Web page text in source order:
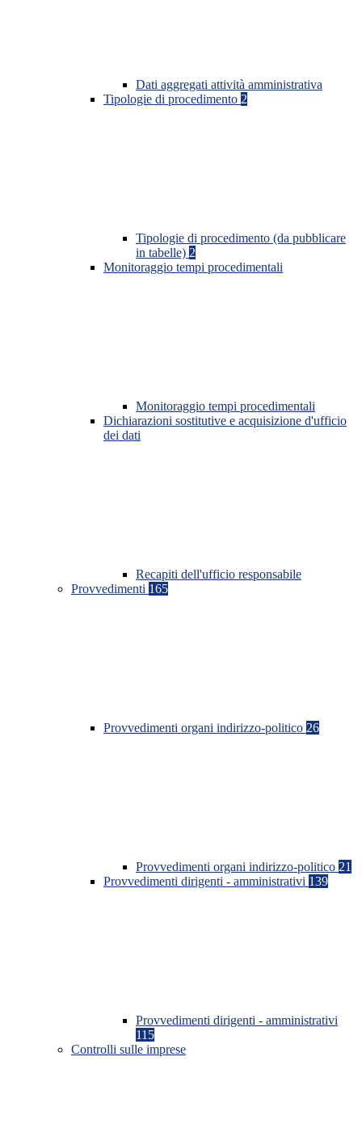
Dati aggregati attività amministrativa
Tipologie di procedimento 2
Tipologie di procedimento (da pubblicare
in tabelle) 2
Monitoraggio tempi procedimentali
Monitoraggio tempi procedimentali
Dichiarazioni sostitutive e acquisizione d'ufficio
dei dati
Recapiti dell'ufficio responsabile
Provvedimenti 165
Provvedimenti organi indirizzo-politico 26
Provvedimenti organi indirizzo-politico 21
Provvedimenti dirigenti - amministrativi 139
Provvedimenti dirigenti - amministrativi
115
Controlli sulle imprese